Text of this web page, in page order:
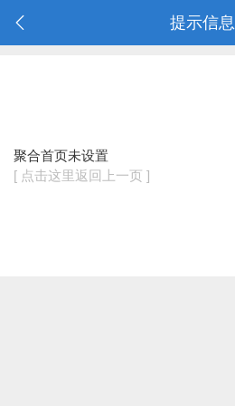
提示信息
聚合首页未设置
[ 点击这里返回上一页 ]